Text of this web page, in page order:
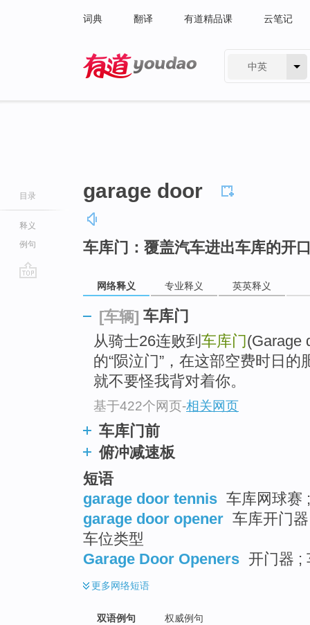
词典 翻译 有道精品课 云笔记
中英
目录
释义
例句
garage door
车库门：覆盖汽车进出车库的开
网络释义 专业释义 英英释义
[车辆] 车库门
从骑士26连败到 车库门 (Garage
的“陨泣门”，在这部空费时日
就不要怪我背对着你。
基于422个网页-相关网页
车库门前
俯冲减速板
短语
garage door tennis 车库网球赛
garage door opener 车库开门
车位类型
Garage Door Openers 开门器 ;
更多网络短语
双语例句 权威例句